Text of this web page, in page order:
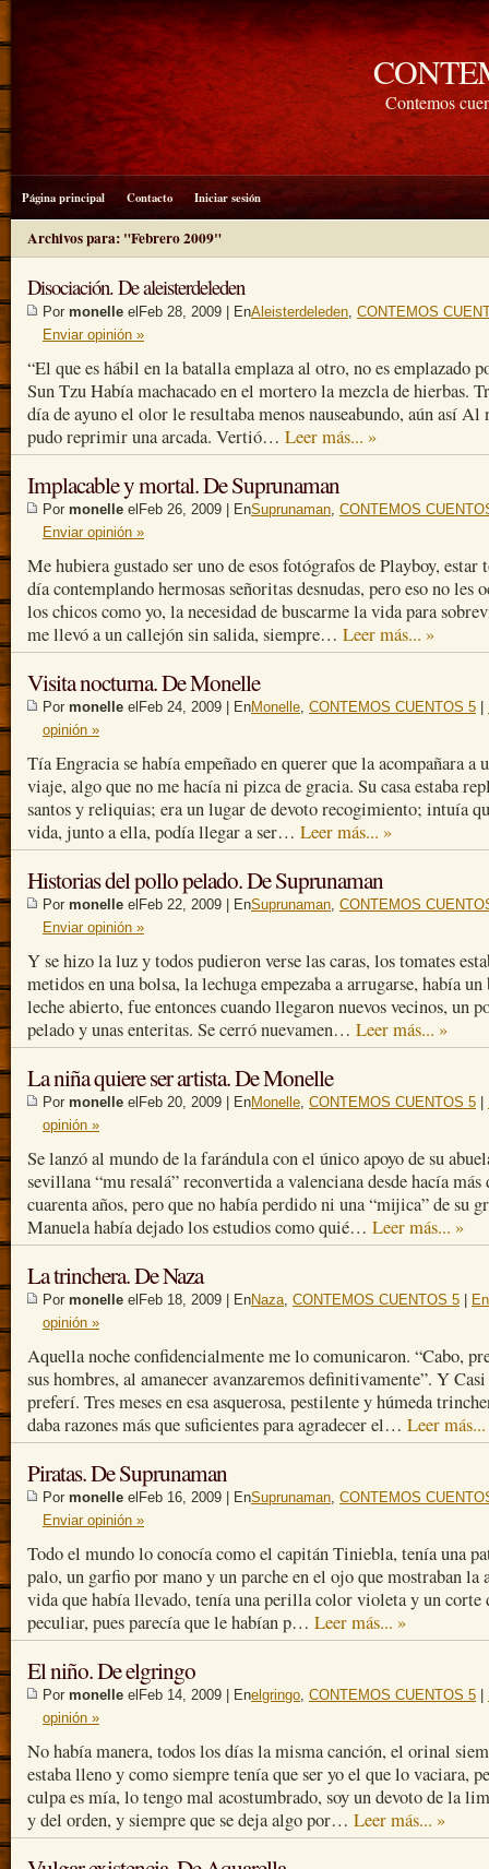
Contemos
Página principal Contacto Iniciar sesión
Archivos para: "Febrero 2009"
Disociación. De aleisterdeleden
Por monelle elFeb 28, 2009 | EnAleisterdeleden, CONTEMOS
Enviar opinión »
“El que es hábil en la batalla emplaza al otro, no es emplazado
Sun Tzu Había machacado en el mortero la mezcla de hierbas.
día de ayuno el olor le resultaba menos nauseabundo, aún así Al
pudo reprimir una arcada. Vertió… Leer más... »
Implacable y mortal. De Suprunaman
Por monelle elFeb 26, 2009 | EnSuprunaman, CONTEMOS
Enviar opinión »
Me hubiera gustado ser uno de esos fotógrafos de Playboy, estar
día contemplando hermosas señoritas desnudas, pero eso no les
los chicos como yo, la necesidad de buscarme la vida para
me llevó a un callejón sin salida, siempre… Leer más... »
Visita nocturna. De Monelle
Por monelle elFeb 24, 2009 | EnMonelle, CONTEMOS CUENTOS 5
opinión »
Tía Engracia se había empeñado en querer que la acompañara a
viaje, algo que no me hacía ni pizca de gracia. Su casa estaba
santos y reliquias; era un lugar de devoto recogimiento; intuía
vida, junto a ella, podía llegar a ser… Leer más... »
Historias del pollo pelado. De Suprunaman
Por monelle elFeb 22, 2009 | EnSuprunaman, CONTEMOS
Enviar opinión »
Y se hizo la luz y todos pudieron verse las caras, los tomates
metidos en una bolsa, la lechuga empezaba a arrugarse, había
leche abierto, fue entonces cuando llegaron nuevos vecinos, un
pelado y unas enteritas. Se cerró nuevamen… Leer más... »
La niña quiere ser artista. De Monelle
Por monelle elFeb 20, 2009 | EnMonelle, CONTEMOS CUENTOS 5
opinión »
Se lanzó al mundo de la farándula con el único apoyo de su
sevillana “mu resalá” reconvertida a valenciana desde hacía más
cuarenta años, pero que no había perdido ni una “mijica” de su
Manuela había dejado los estudios como quié… Leer más... »
La trinchera. De Naza
Por monelle elFeb 18, 2009 | EnNaza, CONTEMOS CUENTOS 5
opinión »
Aquella noche confidencialmente me lo comunicaron. “Cabo,
sus hombres, al amanecer avanzaremos definitivamente”. Y
preferí. Tres meses en esa asquerosa, pestilente y húmeda
daba razones más que suficientes para agradecer el… Leer
Piratas. De Suprunaman
Por monelle elFeb 16, 2009 | EnSuprunaman, CONTEMOS
Enviar opinión »
Todo el mundo lo conocía como el capitán Tiniebla, tenía una
palo, un garfio por mano y un parche en el ojo que mostraban la
vida que había llevado, tenía una perilla color violeta y un corte
peculiar, pues parecía que le habían p… Leer más... »
El niño. De elgringo
Por monelle elFeb 14, 2009 | Enelgringo, CONTEMOS CUENTOS 5
opinión »
No había manera, todos los días la misma canción, el orinal
estaba lleno y como siempre tenía que ser yo el que lo vaciara,
culpa es mía, lo tengo mal acostumbrado, soy un devoto de la
y del orden, y siempre que se deja algo por… Leer más... »